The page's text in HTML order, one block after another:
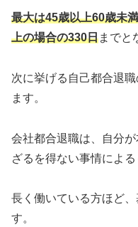
最大は45歳以上60歳未
上の場合の330日までと
次に挙げる自己都合退
ます。
会社都合退職は、自分
ざるを得ない事情による
長く働いている方ほど
す。